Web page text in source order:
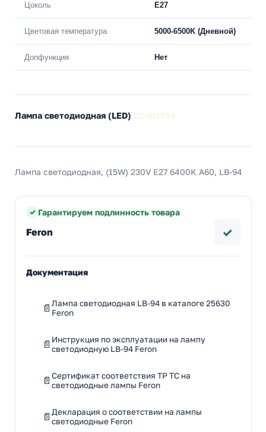
Цоколь E27
Цветовая температура 5000-6500K (Дневной)
Допфункция Нет
Лампа светодиодная (LED)
Лампа светодиодная, (15W) 230V E27 6400K A60, LB-94
Гарантируем подлинность товара
Feron ✓
Документация
Лампа светодиодная LB-94 в каталоге 25630
Feron
Инструкция по эксплуатации на лампу
светодиодную LB-94 Feron
Сертификат соответствия ТР ТС на
светодиодные лампы Feron
Декларация о соответствии на лампы
светодиодные Feron